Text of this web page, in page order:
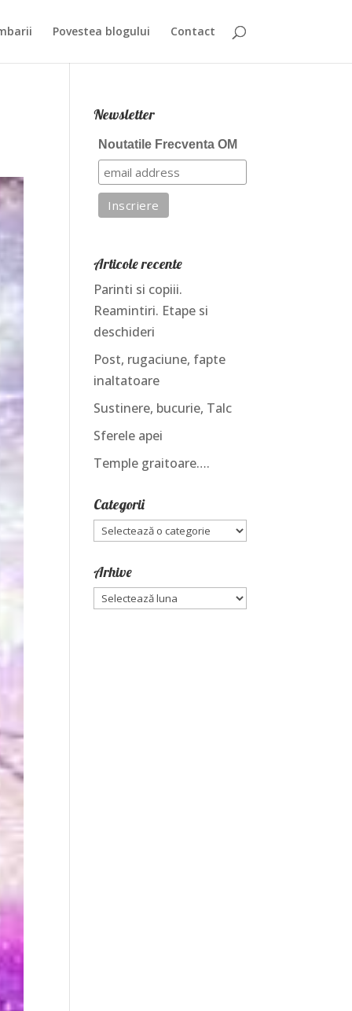
Povestea blogului Contact
Newsletter
Noutatile Frecventa OM
Articole recente
Parinti si copiii.
Reamintiri. Etape si
deschideri
Post, rugaciune, fapte
inaltatoare
Sustinere, bucurie, Talc
Sferele apei
Temple graitoare….
Categorii
Categorii
Arhive
Arhive